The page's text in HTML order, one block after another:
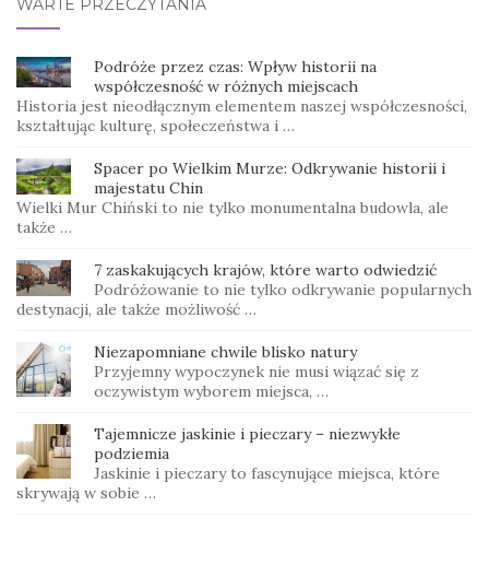
WARTE PRZECZYTANIA
Podróże przez czas: Wpływ historii na
współczesność w różnych miejscach
Historia jest nieodłącznym elementem naszej współczesności,
kształtując kulturę, społeczeństwa i …
Spacer po Wielkim Murze: Odkrywanie historii i
majestatu Chin
Wielki Mur Chiński to nie tylko monumentalna budowla, ale
także …
7 zaskakujących krajów, które warto odwiedzić
Podróżowanie to nie tylko odkrywanie popularnych
destynacji, ale także możliwość …
Niezapomniane chwile blisko natury
Przyjemny wypoczynek nie musi wiązać się z
oczywistym wyborem miejsca, …
Tajemnicze jaskinie i pieczary – niezwykłe
podziemia
Jaskinie i pieczary to fascynujące miejsca, które
skrywają w sobie …